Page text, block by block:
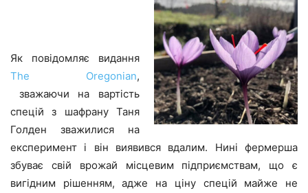
Як повідомляє видання
The Oregonian,
зважаючи на вартість
спецій з шафрану Таня
Голден зважилися на
експеримент і він виявився вдалим. Нині фермерша
збуває свій врожай місцевим підприємствам, що є
вигідним рішенням, адже на ціну спецій майже не